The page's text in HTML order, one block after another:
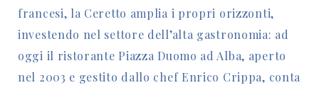
francesi, la Ceretto amplia i propri orizzonti,
investendo nel settore dell’alta gastronomia: ad
oggi il ristorante Piazza Duomo ad Alba, aperto
nel 2003 e gestito dallo chef Enrico Crippa, conta